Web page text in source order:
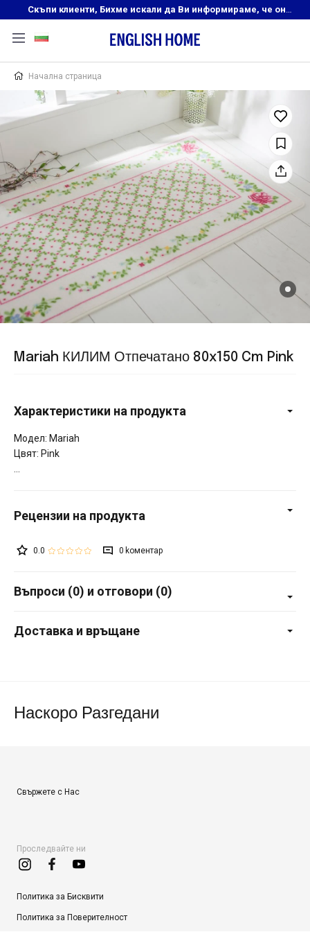
Скъпи клиенти, Бихме искали да Ви информираме, че онлайн магазинът на English Home преустановява своята дейност. Прекрасният ни и усмихнат екип ,Ви очаква в нашите физически магазини, където ще откриете любимите си продукти! Благодарим Ви, че сте част от семейството на Еnglish Home!
Начална страница
Mariah КИЛИМ Отпечатано 80x150 Cm Pink
Характеристики на продукта
Модел: Mariah
Цвят: Pink
0.0 0
Въпроси (0) и отговори (0)
Доставка и връщане
Наскоро Разгедани
Свържете с Нас
Проследвайте ни
Политика за Бисквити
Политика за Поверителност